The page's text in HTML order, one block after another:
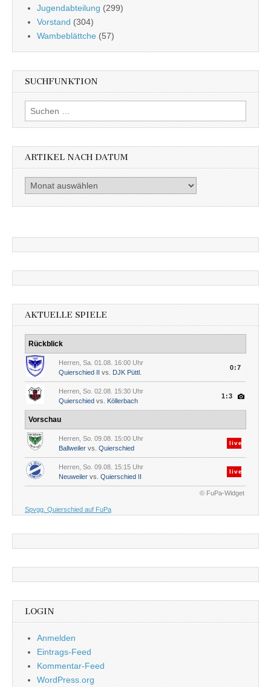
Jugendabteilung (299)
Vorstand (304)
Wambeblättche (57)
SUCHFUNKTION
Suchen
nach:
ARTIKEL NACH DATUM
Artikel
nach
AKTUELLE SPIELE
Rückblick
Herren, Sa. 01.08. 16:00 Uhr
Quierschied II vs. DJK Püttl.
0:7
Herren, So. 02.08. 15:30 Uhr
Quierschied vs. Köllerbach
1:3
Vorschau
Herren, So. 09.08. 15:00 Uhr
Ballweiler vs. Quierschied
live
Herren, So. 09.08. 15:15 Uhr
Neuweiler vs. Quierschied II
live
© FuPa-Widget
Spvgg. Quierschied auf FuPa
LOGIN
Anmelden
Eintrags-Feed
Kommentar-Feed
WordPress.org